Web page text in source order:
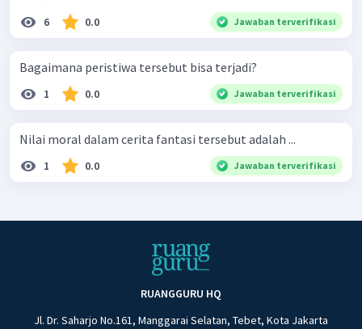
6 0.0 Jawaban terverifikasi
Bagaimana peristiwa tersebut bisa terjadi?
1 0.0 Jawaban terverifikasi
Nilai moral dalam cerita fantasi tersebut adalah ...
1 0.0 Jawaban terverifikasi
RUANGGURU HQ
Jl. Dr. Saharjo No.161, Manggarai Selatan, Tebet, Kota Jakarta